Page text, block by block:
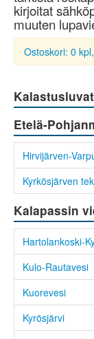
kirjoitat
muuten
Ostoskori: 0
Etelä-
Hirvijärven-
Kyrkösjärven
Kalapassin
Hartolankoski-
Kulo-Rautavesi
Kuorevesi
Kyrösjärvi